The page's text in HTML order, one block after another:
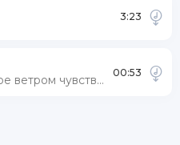
3:23
Вдаль унесённое ветром чувство останется где-то (cover)
00:53